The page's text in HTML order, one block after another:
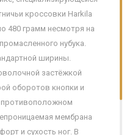
кроссовки Harkila
480 грамм несмотря на
нубука.
ширины.
застёжкой
оборотов кнопки и
противоположном
мембрана
и сухость ног. В